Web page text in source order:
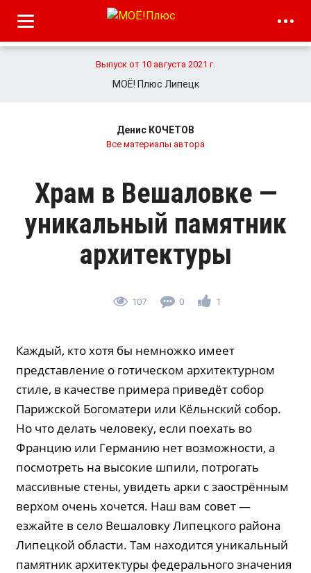
Выпуск от 10 августа 2021 г.
МОЁ! Плюс Липецк
Денис КОЧЕТОВ
Все материалы автора
Храм в Вешаловке —
уникальный памятник
архитектуры
107 0 1
Каждый, кто хотя бы немножко имеет
представление о готическом архитектурном
стиле, в качестве примера приведёт собор
Парижской Богоматери или Кёльнский собор.
Но что делать человеку, если поехать во
Францию или Германию нет возможности, а
посмотреть на высокие шпили, потрогать
массивные стены, увидеть арки с заострённым
верхом очень хочется. Наш вам совет —
езжайте в село Вешаловку Липецкого района
Липецкой области. Там находится уникальный
памятник архитектуры федерального значения